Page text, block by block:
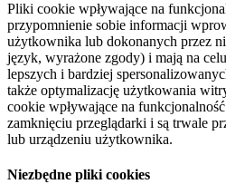
Pliki cookie wpływające na
przypomnienie sobie informacji
użytkownika lub dokonanych przez
język, wyrażone zgody) i mają na
lepszych i bardziej
także optymalizację użytkowania
cookie wpływające na
zamknięciu przeglądarki i są trwale
lub urządzeniu użytkownika.
Niezbędne pliki cookies